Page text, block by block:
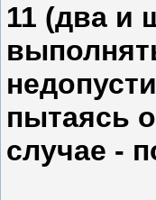
11 (два и
пытаясь
случае -